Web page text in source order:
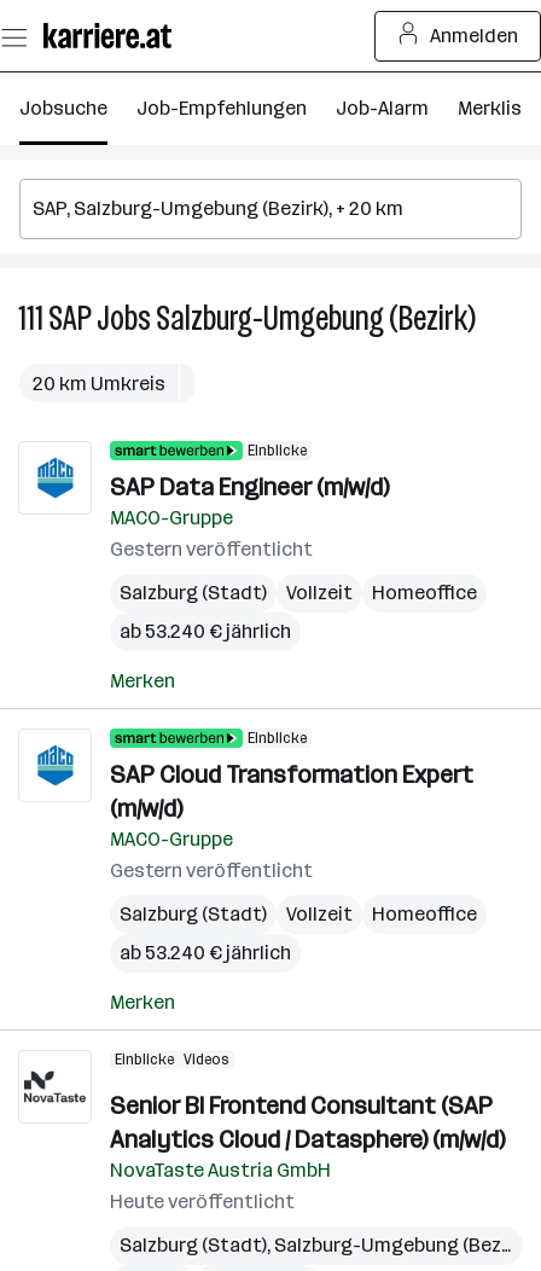
Seiteninhalt
springen
Anmelden
Jobsuche Job-Empfehlungen Job-Alarm Merkliste
111SAPJobsSalzburg-Umgebung (Bezirk)111
20 km Umkreis
Einblicke
SAP Data Engineer (m/w/d)
MACO-Gruppe
Gestern veröffentlicht
Salzburg (Stadt)
Vollzeit
Homeoffice
ab 53.240 € jährlich
Merken
Einblicke
SAP Cloud Transformation Expert
(m/w/d)
MACO-Gruppe
Gestern veröffentlicht
Salzburg (Stadt)
Vollzeit
Homeoffice
ab 53.240 € jährlich
Merken
Einblicke Videos
Senior BI Frontend Consultant (SAP
Analytics Cloud / Datasphere) (m/w/d)
NovaTaste Austria GmbH
Heute veröffentlicht
Salzburg (Stadt), Salzburg-Umgebung (Bezirk)